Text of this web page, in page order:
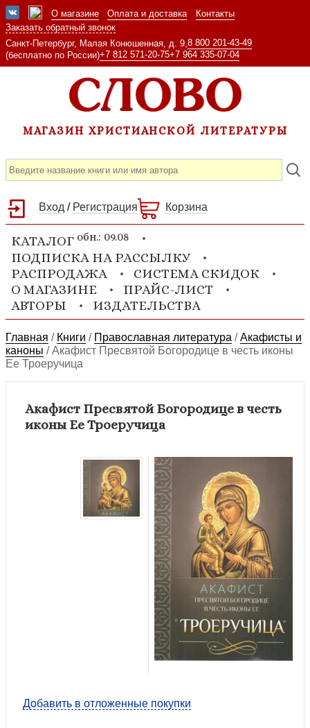
О магазине Оплата и доставка
Контакты
Заказать обратный звонок
Санкт-Петербург, Малая Конюшенная, д. 9, 8 800 201-43-49
(бесплатно по России)+7 812 571-20-75+7 964 335-07-04
МАГАЗИН ХРИСТИАНСКОЙ ЛИТЕРАТУРЫ
Вход / Регистрация Корзина
КАТАЛОГ обн.: 09.08
ПОДПИСКА НА РАССЫЛКУ
РАСПРОДАЖА
СИСТЕМА СКИДОК
О МАГАЗИНЕ
ПРАЙС-ЛИСТ
АВТОРЫ
ИЗДАТЕЛЬСТВА
Главная / Книги / Православная литература /Акафисты и
каноны /Акафист Пресвятой Богородице в честь иконы
Ее Троеручица
Акафист Пресвятой Богородице в честь
иконы Ее Троеручица
Добавить в отложенные покупки